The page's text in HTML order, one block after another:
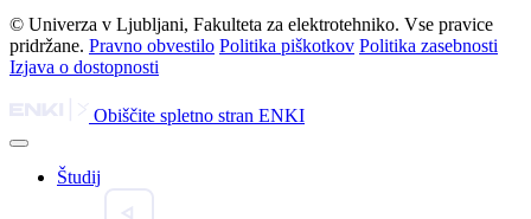
© Univerza v Ljubljani, Fakulteta za elektrotehniko. Vse pravice
pridržane. Pravno obvestilo Politika piškotkov Politika zasebnosti
Izjava o dostopnosti
Obiščite spletno stran ENKI
Študij